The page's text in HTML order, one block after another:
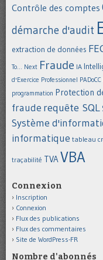
Contrôle des comptes
démarche d'audit
extraction de données
To... Next Fraude IA
d'Exercice Professionnel PADoCC
programmation Protection
fraude requête SQL
Système
informatique tableau
traçabilité TVAVBA
Connexion
Inscription
Connexion
Flux des publications
Flux des commentaires
Site de WordPress-FR
Nombre d'abonnés